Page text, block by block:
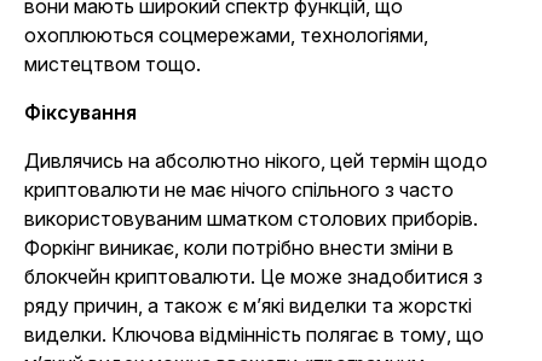
вони мають широкий спектр функцій, що
охоплюються соцмережами, технологіями,
мистецтвом тощо.
Фіксування
Дивлячись на абсолютно нікого, цей термін щодо
криптовалюти не має нічого спільного з часто
використовуваним шматком столових приборів.
Форкінг виникає, коли потрібно внести зміни в
блокчейн криптовалюти. Це може знадобитися з
ряду причин, а також є м’які виделки та жорсткі
виделки. Ключова відмінність полягає в тому, що